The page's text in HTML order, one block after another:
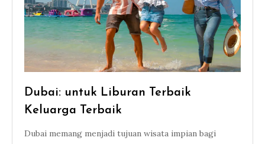
Dubai: untuk Liburan Terbaik
Keluarga Terbaik
Dubai memang menjadi tujuan wisata impian bagi